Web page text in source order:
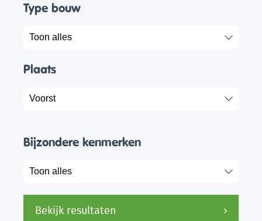
Type bouw
Plaats
Bijzondere kenmerken
Bekijk resultaten